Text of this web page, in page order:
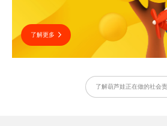
了解更多
了解葫芦娃正在做的社会